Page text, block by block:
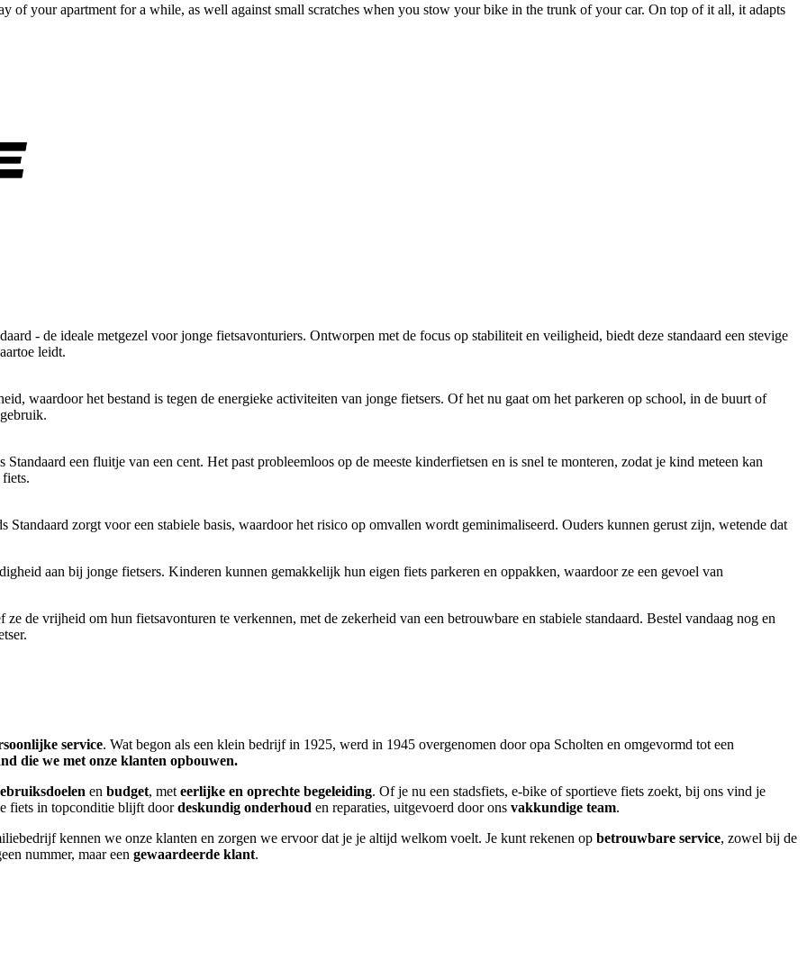
of your apartment for a while, as well against small scratches when you stow your bike in the trunk of your car. On top of it all, it adapts
- de ideale metgezel voor jonge fietsavonturiers. Ontworpen met de focus op stabiliteit en veiligheid, biedt deze standaard een stevige
leidt.
waardoor het bestand is tegen de energieke activiteiten van jonge fietsers. Of het nu gaat om het parkeren op school, in de buurt of
een fluitje van een cent. Het past probleemloos op de meeste kinderfietsen en is snel te monteren, zodat je kind meteen kan
zorgt voor een stabiele basis, waardoor het risico op omvallen wordt geminimaliseerd. Ouders kunnen gerust zijn, wetende dat
aan bij jonge fietsers. Kinderen kunnen gemakkelijk hun eigen fiets parkeren en oppakken, waardoor ze een gevoel van
de vrijheid om hun fietsavonturen te verkennen, met de zekerheid van een betrouwbare en stabiele standaard. Bestel vandaag nog en
service. Wat begon als een klein bedrijf in 1925, werd in 1945 overgenomen door opa Scholten en omgevormd tot een
die we met onze klanten opbouwen.
en budget, met eerlijke en oprechte begeleiding. Of je nu een stadsfiets, e-bike of sportieve fiets zoekt, bij ons vind je
fiets in topconditie blijft doordeskundig onderhoud en reparaties, uitgevoerd door ons vakkundige team.
kennen we onze klanten en zorgen we ervoor dat je je altijd welkom voelt. Je kunt rekenen op betrouwbare service, zowel bij de
nummer, maar een gewaardeerde klant.